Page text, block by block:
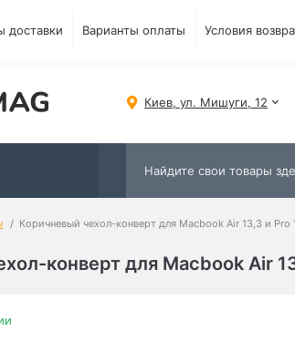
доставки Варианты оплаты Условия
Киев, ул. Мишуги, 12
Коричневый чехол-конверт для Macbook Air 13,3 и
конверт для Macbook Air